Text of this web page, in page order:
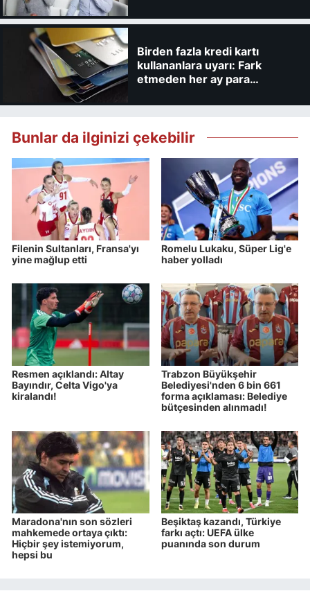
Birden fazla kredi kartı
kullananlara uyarı: Fark
etmeden her ay para
Bunlar da ilginizi çekebilir
Filenin Sultanları, Fransa'yı
yine mağlup etti
Romelu Lukaku, Süper Lig'e
haber yolladı
Resmen açıklandı: Altay
Bayındır, Celta Vigo'ya
kiralandı!
Trabzon Büyükşehir
Belediyesi'nden 6 bin 661
forma açıklaması: Belediye
bütçesinden alınmadı!
Maradona'nın son sözleri
mahkemede ortaya çıktı:
Hiçbir şey istemiyorum,
hepsi bu
Beşiktaş kazandı, Türkiye
farkı açtı: UEFA ülke
puanında son durum